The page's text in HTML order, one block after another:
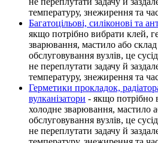
температуру, знежирення та
Багатоцільові, силіконові та
якщо потрібно вибрати клей,
зварювання, мастило або
обслуговування вузлів, це
не переплутати задачу й
температуру, знежирення та
Герметики прокладок,
вулканізатори - якщо потрібно
холодне зварювання, мастило
обслуговування вузлів, це
не переплутати задачу й